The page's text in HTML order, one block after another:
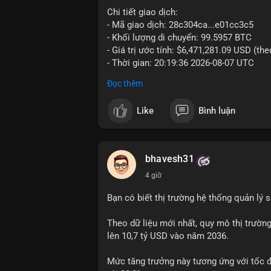
Chi tiết giao dịch:
- Mã giao dịch: 28c304ca...e01cc3c5
- Khối lượng di chuyển: 99.5957 BTC
- Giá trị ước tính: $6,471,281.09 USD
- Thời gian: 20:19:36 2026-08-07 UTC
Nhận định phân tích: Khối lượng 99.6
thường gặp ở hai kịch bản: cá voi nạp
hoặc chuyển sang ví lạnh nhằm tích
BTC vào ví nóng sàn, khả năng cao là
hoạt động, đó là tín hiệu gom hàng chiến
tránh hành động theo cảm xúc. Xác
#99dot6btc #capvoichuyentien
Đọc thêm
Like Bình luận
bhavesh31
4 giờ
Bạn có biết thị trường hệ thống quản lý
Theo dữ liệu mới nhất, quy mô thị
lên 10,7 tỷ USD vào năm 2036.
Mức tăng trưởng này tương ứng với tốc